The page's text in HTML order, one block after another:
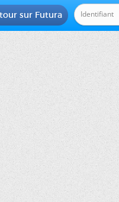
sur Futura